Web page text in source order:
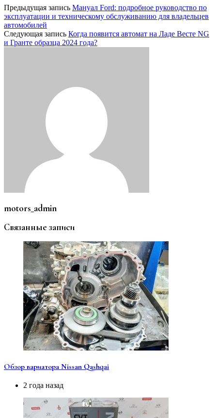
Предыдущая запись Мануал Ford: подробное руководство по
эксплуатации и техническому обслуживанию для владельцев
автомобилей
Следующая запись Когда появится автомат на Ладе Весте NG
и Гранте образца 2024 года?
motors_admin
Связанные записи
Обзор вариатора Nissan Qashqai
2 года назад